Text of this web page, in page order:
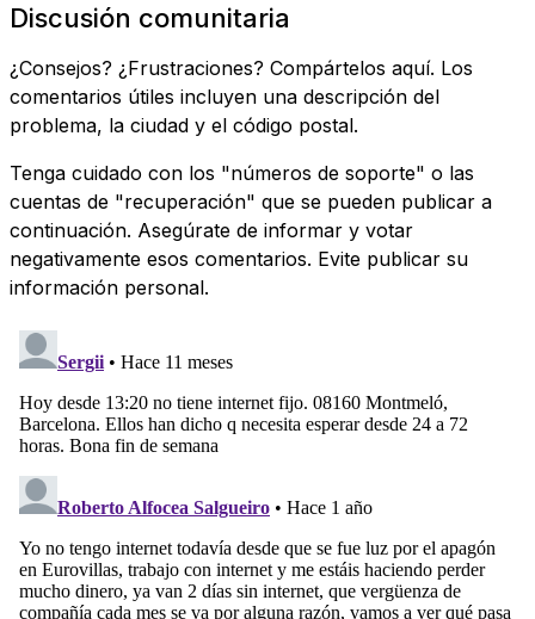
Discusión comunitaria
¿Consejos? ¿Frustraciones? Compártelos aquí. Los
comentarios útiles incluyen una descripción del
problema, la ciudad y el código postal.
Tenga cuidado con los "números de soporte" o las
cuentas de "recuperación" que se pueden publicar a
continuación. Asegúrate de informar y votar
negativamente esos comentarios. Evite publicar su
información personal.